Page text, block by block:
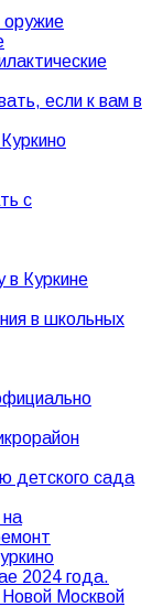
оружие
если к вам в
с
в Куркине
в школьных
детского сада
2024 года.
Москвой